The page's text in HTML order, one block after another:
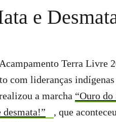
e
Terra Livre
com lideranças indígenas
a marcha “Ouro
desmata!”
, que